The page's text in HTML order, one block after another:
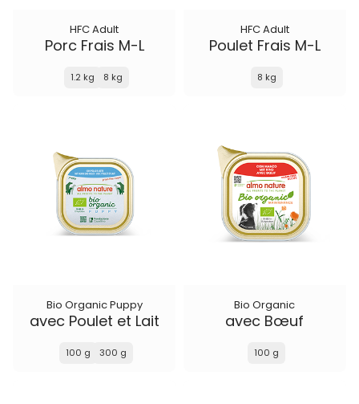
HFC Adult
Porc Frais M-L
1.2 kg 8 kg
HFC Adult
Poulet Frais M-L
8 kg
Bio Organic Puppy
avec Poulet et Lait
100 g 300 g
Bio Organic
avec Bœuf
100 g